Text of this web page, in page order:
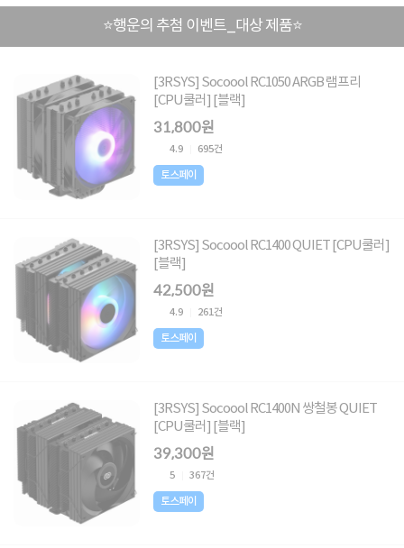
⭐행운의 추첨 이벤트_대상 제품⭐
[3RSYS] Socoool RC1050 ARGB 램프리
[CPU쿨러] [블랙]
31,800원
4.9 695건
토스페이
[3RSYS] Socoool RC1400 QUIET [CPU쿨러]
[블랙]
42,500원
4.9 261건
토스페이
[3RSYS] Socoool RC1400N 쌍철봉 QUIET
[CPU쿨러] [블랙]
39,300원
5 367건
토스페이